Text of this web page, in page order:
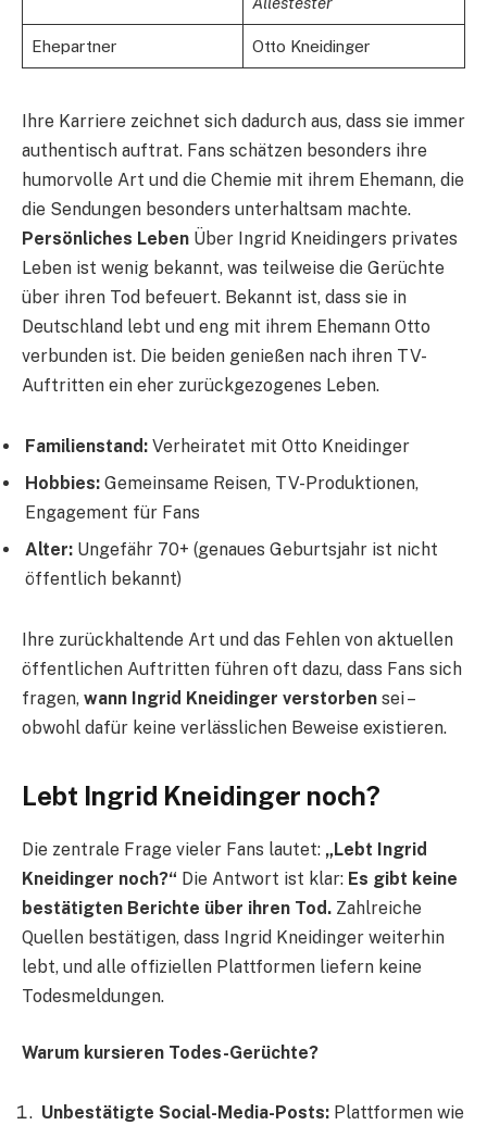
Ehepartner Otto Kneidinger
Ihre Karriere zeichnet sich dadurch aus, dass sie immer
authentisch auftrat. Fans schätzen besonders ihre
humorvolle Art und die Chemie mit ihrem Ehemann, die
die Sendungen besonders unterhaltsam machte.
Persönliches Leben Über Ingrid Kneidingers privates
Leben ist wenig bekannt, was teilweise die Gerüchte
über ihren Tod befeuert. Bekannt ist, dass sie in
Deutschland lebt und eng mit ihrem Ehemann Otto
verbunden ist. Die beiden genießen nach ihren TV-
Auftritten ein eher zurückgezogenes Leben.
Familienstand: Verheiratet mit Otto Kneidinger
Hobbies: Gemeinsame Reisen, TV-Produktionen,
Engagement für Fans
Alter: Ungefähr 70+ (genaues Geburtsjahr ist nicht
öffentlich bekannt)
Ihre zurückhaltende Art und das Fehlen von aktuellen
öffentlichen Auftritten führen oft dazu, dass Fans sich
fragen, wann Ingrid Kneidinger verstorben sei –
obwohl dafür keine verlässlichen Beweise existieren.
Lebt Ingrid Kneidinger noch?
Die zentrale Frage vieler Fans lautet: „Lebt Ingrid
Kneidinger noch?“ Die Antwort ist klar: Es gibt keine
bestätigten Berichte über ihren Tod. Zahlreiche
Quellen bestätigen, dass Ingrid Kneidinger weiterhin
lebt, und alle offiziellen Plattformen liefern keine
Todesmeldungen.
Warum kursieren Todes-Gerüchte?
Unbestätigte Social-Media-Posts: Plattformen wie